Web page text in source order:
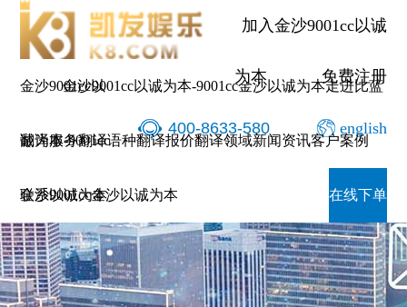
加入金沙9001cc以诚
为本 免费注册
400-8633-580 english
金沙9001cc以
诚为本-9001cc
金沙以诚为本
金沙9001cc以诚为本-9001cc金沙以诚为本走进比蓝
翻译服务翻译语种翻译报价翻译领域新闻资讯客户案例
联系9001cc金沙以诚为本 在线下单